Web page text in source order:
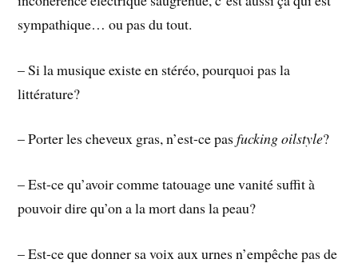
sympathique… ou pas du tout.
– Si la musique existe en stéréo, pourquoi pas la
littérature?
– Porter les cheveux gras, n’est-ce pasfucking oilstyle?
– Est-ce qu’avoir comme tatouage une vanité suffit à
pouvoir dire qu’on a la mort dans la peau?
– Est-ce que donner sa voix aux urnes n’empêche pas de